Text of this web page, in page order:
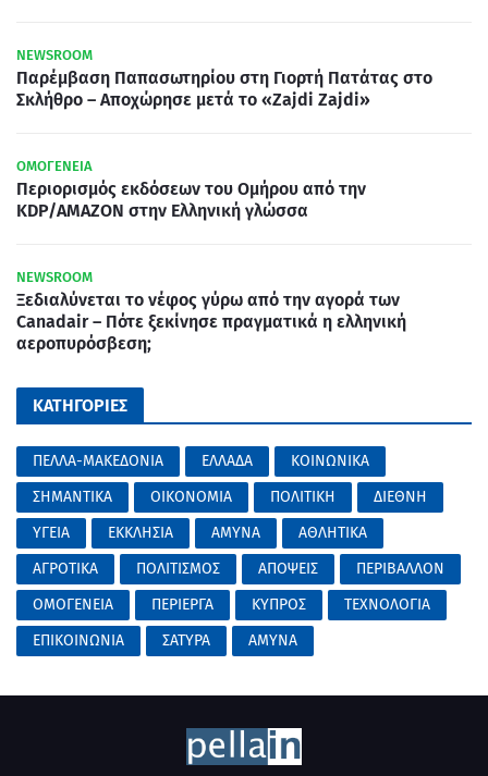
NEWSROOM
Παρέμβαση Παπασωτηρίου στη Γιορτή Πατάτας στο
Σκλήθρο – Αποχώρησε μετά το «Zajdi Zajdi»
ΟΜΟΓΕΝΕΙΑ
Περιορισμός εκδόσεων του Ομήρου από την
KDP/AMAZON στην Ελληνική γλώσσα
NEWSROOM
Ξεδιαλύνεται το νέφος γύρω από την αγορά των
Canadair – Πότε ξεκίνησε πραγματικά η ελληνική
αεροπυρόσβεση;
ΚΑΤΗΓΟΡΙΕΣ
ΠΕΛΛΑ-ΜΑΚΕΔΟΝΙΑ ΕΛΛΑΔΑ
ΚΟΙΝΩΝΙΚΑ
ΣΗΜΑΝΤΙΚΑ
ΟΙΚΟΝΟΜΙΑ ΠΟΛΙΤΙΚΗ
ΔΙΕΘΝΗ
ΥΓΕΙΑ
ΕΚΚΛΗΣΙΑ ΑΜΥΝΑ
ΑΘΛΗΤΙΚΑ
ΑΓΡΟΤΙΚΑ
ΠΟΛΙΤΙΣΜΟΣ ΑΠΟΨΕΙΣ
ΠΕΡΙΒΑΛΛΟΝ
ΟΜΟΓΕΝΕΙΑ
ΠΕΡΙΕΡΓΑ ΚΥΠΡΟΣ
ΤΕΧΝΟΛΟΓΙΑ
ΕΠΙΚΟΙΝΩΝΙΑ
ΣΑΤΥΡΑ AMYNA